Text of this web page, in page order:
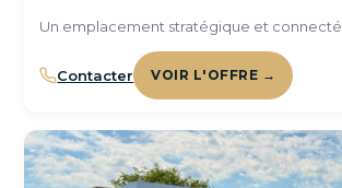
Un emplacement stratégique et connecté
Contacter VOIR L'OFFRE →